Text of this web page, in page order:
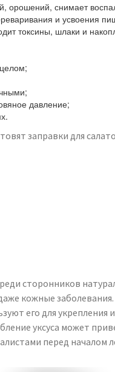
орошений, снимает
и усвоения
токсины, шлаки и
давление;
заправки для
сторонников
кожные
его для укрепления
уксуса может
перед началом